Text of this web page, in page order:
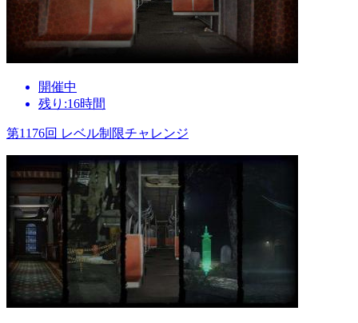
開催中
残り:16時間
第1176回 レベル制限チャレンジ